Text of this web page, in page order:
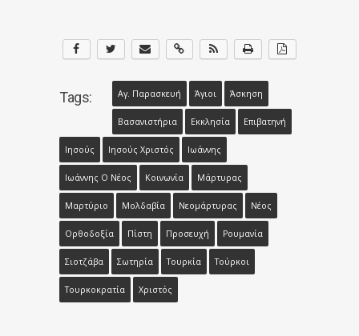
Tags: Αγ. Παρασκευή Άγιοι Άσκηση
Βασανιστήρια Εκκλησία Επιβατηνή
Ιησούς Ιησούς Χριστός Ιωάννης
Ιωάννης Ο Νέος Κοινωνία Μάρτυρας
Μαρτύριο Μολδαβία Νεομάρτυρας Νέος
Ορθοδοξία Πίστη Προσευχή Ρουμανία
Σιοτζάβα Σωτηρία Τουρκία Τούρκοι
Τουρκοκρατία Χριστός